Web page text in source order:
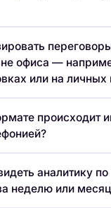
офиса —
или на личных
происходит
аналитику по
неделю или